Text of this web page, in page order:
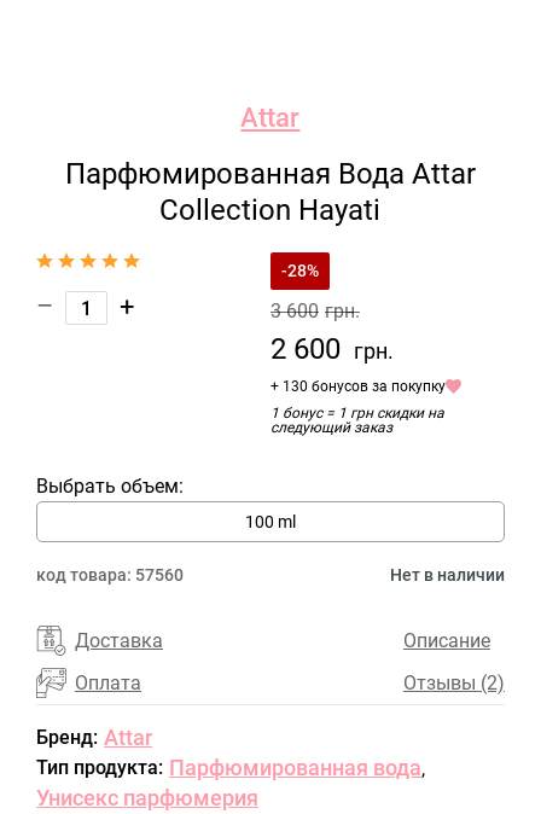
Attar
Парфюмированная Вода Attar
Collection Hayati
– +
-28%
3 600 грн.
2 600 грн.
+ 130 бонусов за покупку
1 бонус = 1 грн скидки на
следующий заказ
Выбрать объем:
100 ml
код товара: 57560 Нет в наличии
Доставка
Оплата
Описание
Отзывы (2)
Бренд: Attar
Тип продукта: Парфюмированная вода,
Унисекс парфюмерия